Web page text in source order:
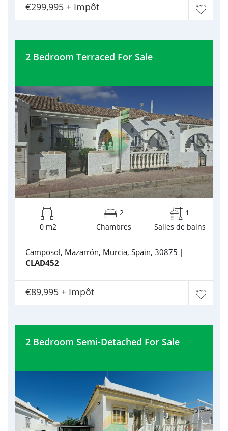
€299,995 + Impôt
2 Bedroom Terraced For Sale
0 m2
2
Chambres
1
Salles de bains
Camposol, Mazarrón, Murcia, Spain, 30875 |
CLAD452
€89,995 + Impôt
2 Bedroom Semi-Detached For Sale